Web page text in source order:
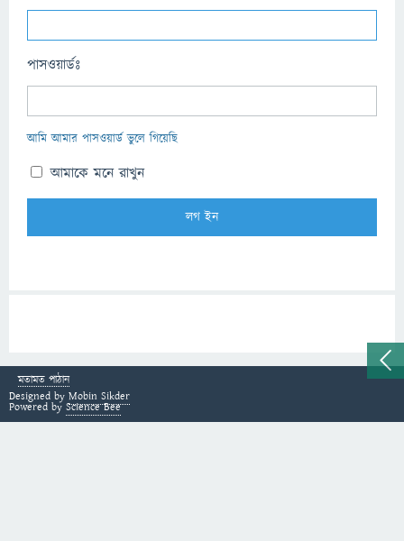
পাসওয়ার্ডঃ
আমি আমার পাসওয়ার্ড ভুলে গিয়েছি
আমাকে মনে রাখুন
মতামত পাঠান
Designed by Mobin Sikder
Powered by Science Bee